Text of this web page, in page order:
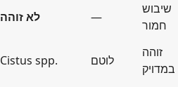
לא זוהה —
שיבוש
חמור
Cistus spp. לוטם
זוהה
במדויק